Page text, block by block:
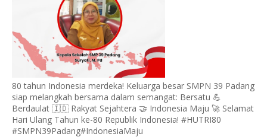
80 tahun Indonesia merdeka! Keluarga besar SMPN 39 Padang
siap melangkah bersama dalam semangat: Bersatu 💪
Berdaulat 🇮🇩 Rakyat Sejahtera 🤝 Indonesia Maju 🚀 Selamat
Hari Ulang Tahun ke-80 Republik Indonesia! #HUTRI80
#SMPN39Padang#IndonesiaMaju